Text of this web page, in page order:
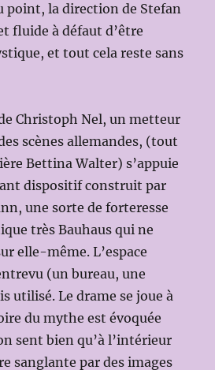
point, la direction de Stefan
fluide à défaut d’être
et tout cela reste sans
Christoph Nel, un metteur
scènes allemandes, (tout
Bettina Walter) s’appuie
dispositif construit par
une sorte de forteresse
très Bauhaus qui ne
elle-même. L’espace
(un bureau, une
utilisé. Le drame se joue à
du mythe est évoquée
sent bien qu’à l’intérieur
sanglante par des images